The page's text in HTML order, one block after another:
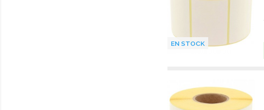
EN STOCK